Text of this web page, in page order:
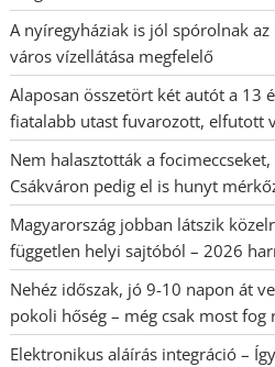
A nyíregyháziak is jól spórolnak
város vízellátása megfelelő
Alaposan összetört két autót a 13
fiatalabb utast fuvarozott, elfutott
Nem halasztották a
Csákváron pedig el is hunyt
Magyarország jobban látszik
független helyi sajtóból – 2026
Nehéz időszak, jó 9-10 napon át
pokoli hőség – még csak most fog
Elektronikus aláírás integráció –